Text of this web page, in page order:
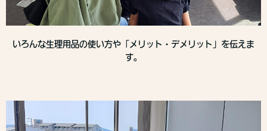
いろんな生理用品の使い方や「メリット・デメリット」を伝えま
す。